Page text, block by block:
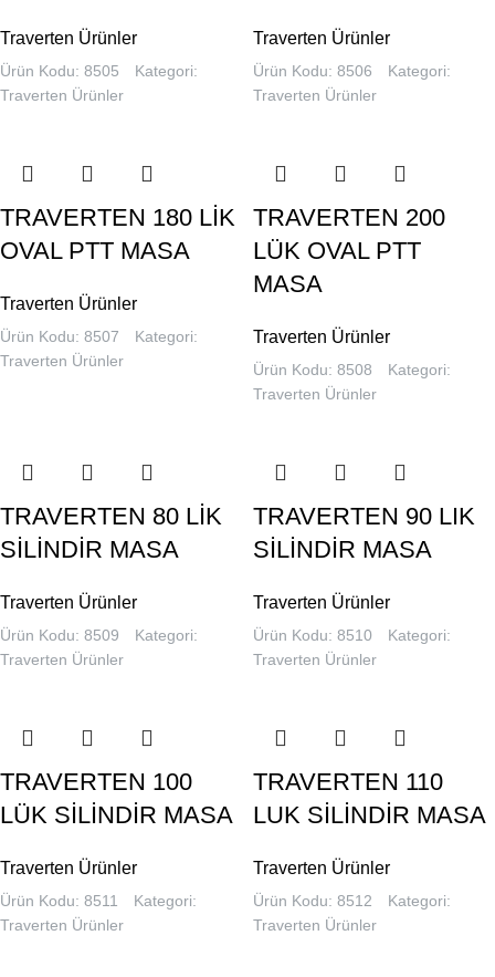
Traverten Ürünler
Ürün Kodu: 8505
Kategori:
Traverten Ürünler
Traverten Ürünler
Ürün Kodu: 8506
Kategori:
Traverten Ürünler
TRAVERTEN 180 LİK
OVAL PTT MASA
Traverten Ürünler
Ürün Kodu: 8507
Kategori:
Traverten Ürünler
TRAVERTEN 200
LÜK OVAL PTT
MASA
Traverten Ürünler
Ürün Kodu: 8508
Kategori:
Traverten Ürünler
TRAVERTEN 80 LİK
SİLİNDİR MASA
Traverten Ürünler
Ürün Kodu: 8509
Kategori:
Traverten Ürünler
TRAVERTEN 90 LIK
SİLİNDİR MASA
Traverten Ürünler
Ürün Kodu: 8510
Kategori:
Traverten Ürünler
TRAVERTEN 100
LÜK SİLİNDİR MASA
Traverten Ürünler
Ürün Kodu: 8511
Kategori:
Traverten Ürünler
TRAVERTEN 110
LUK SİLİNDİR MASA
Traverten Ürünler
Ürün Kodu: 8512
Kategori:
Traverten Ürünler